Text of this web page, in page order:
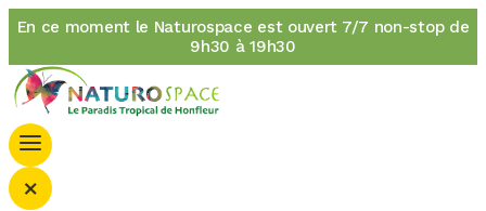
En ce moment le Naturospace est ouvert 7/7 non-stop de
9h30 à 19h30
×